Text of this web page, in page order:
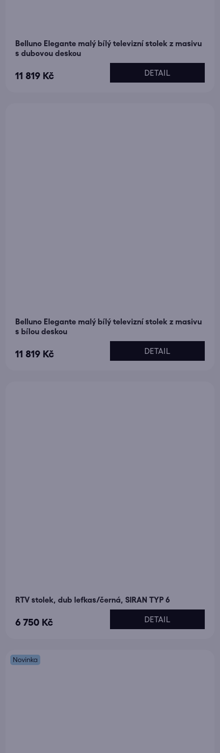
Belluno Elegante malý bílý televizní stolek z masivu
s dubovou deskou
11 819 Kč DETAIL
Belluno Elegante malý bílý televizní stolek z masivu
s bílou deskou
11 819 Kč DETAIL
RTV stolek, dub lefkas/černá, SIRAN TYP 6
6 750 Kč DETAIL
Novinka